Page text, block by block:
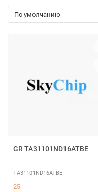
GR TA31101ND16ATBE
TA31101ND16ATBE
25